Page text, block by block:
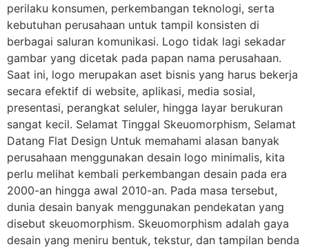
perilaku konsumen, perkembangan teknologi, serta
kebutuhan perusahaan untuk tampil konsisten di
berbagai saluran komunikasi. Logo tidak lagi sekadar
gambar yang dicetak pada papan nama perusahaan.
Saat ini, logo merupakan aset bisnis yang harus bekerja
secara efektif di website, aplikasi, media sosial,
presentasi, perangkat seluler, hingga layar berukuran
sangat kecil. Selamat Tinggal Skeuomorphism, Selamat
Datang Flat Design Untuk memahami alasan banyak
perusahaan menggunakan desain logo minimalis, kita
perlu melihat kembali perkembangan desain pada era
2000-an hingga awal 2010-an. Pada masa tersebut,
dunia desain banyak menggunakan pendekatan yang
disebut skeuomorphism. Skeuomorphism adalah gaya
desain yang meniru bentuk, tekstur, dan tampilan benda